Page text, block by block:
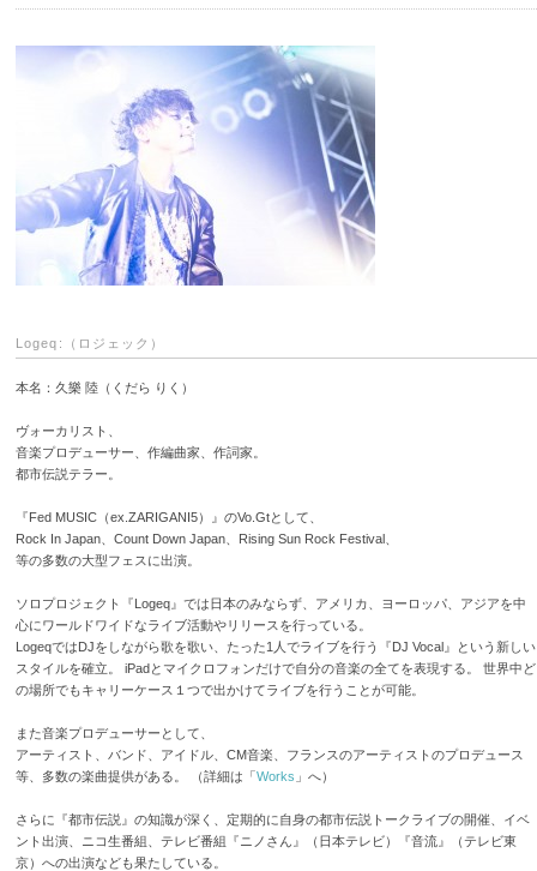
Logeq:（ロジェック）
本名：久樂 陸（くだら りく）
ヴォーカリスト、
音楽プロデューサー、作編曲家、作詞家。
都市伝説テラー。
『Fed MUSIC（ex.ZARIGANI5）』のVo.Gtとして、
Rock In Japan、Count Down Japan、Rising Sun Rock Festival、
等の多数の大型フェスに出演。
ソロプロジェクト『Logeq』では日本のみならず、アメリカ、ヨーロッパ、アジアを中
心にワールドワイドなライブ活動やリリースを行っている。
LogeqではDJをしながら歌を歌い、たった1人でライブを行う『DJ Vocal』という新しい
スタイルを確立。 iPadとマイクロフォンだけで自分の音楽の全てを表現する。 世界中ど
の場所でもキャリーケース１つで出かけてライブを行うことが可能。
また音楽プロデューサーとして、
アーティスト、バンド、アイドル、CM音楽、フランスのアーティストのプロデュース
等、多数の楽曲提供がある。 （詳細は「Works 」へ）
さらに『都市伝説』の知識が深く、定期的に自身の都市伝説トークライブの開催、イベ
ント出演、ニコ生番組、テレビ番組『ニノさん』（日本テレビ）『音流』（テレビ東
京）への出演なども果たしている。